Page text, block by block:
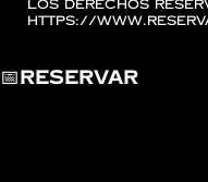
los Derechos
https://
📅Reservar